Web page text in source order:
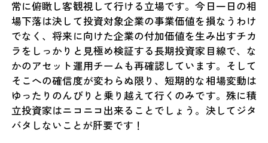
常に俯瞰し客観視して行ける立場です。今日一日の相
場下落は決して投資対象企業の事業価値を損なうわけ
でなく、将来に向けた企業の付加価値を生み出すチカ
ラをしっかりと見極め検証する長期投資家目線で、な
かのアセット運用チームも再確認しています。そして
そこへの確信度が変わらぬ限り、短期的な相場変動は
ゆったりのんびりと乗り越えて行くのみです。殊に積
立投資家はニコニコ出来ることでしょう。決してジタ
バタしないことが肝要です！